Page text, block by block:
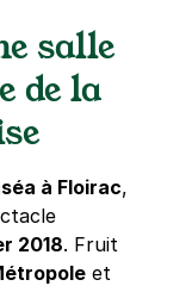
salle
de la
à Floirac,
2018. Fruit
et